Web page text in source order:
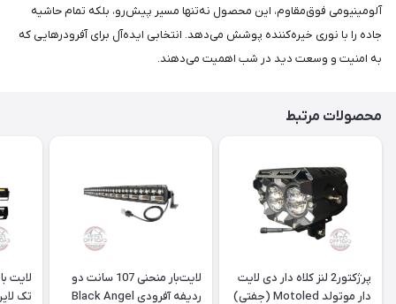
آلومینیومی فوق‌مقاوم، این محصول نه‌تنها مسیر پیش‌رو، بلکه تمام حاشیه
جاده را با نوری خیره‌کننده پوشش می‌دهد. انتخابی ایده‌آل برای آفرودرهایی که
به امنیت و وسعت دید در شب اهمیت می‌دهند.
محصولات مرتبط
پرژکتور2 لنز کلاه دار دی لایت
دار موتولد Motoled (جفتی)
لایت‌بار منحنی 107 سانت دو
ردیفه آفرودی Black Angel
تک